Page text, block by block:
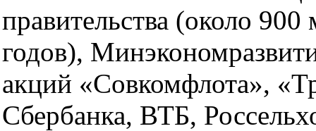
правительства (около
годов),
акций «Совкомфлота»,
Сбербанка, ВТБ,